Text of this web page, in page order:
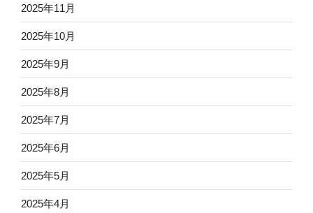
2025年11月
2025年10月
2025年9月
2025年8月
2025年7月
2025年6月
2025年5月
2025年4月